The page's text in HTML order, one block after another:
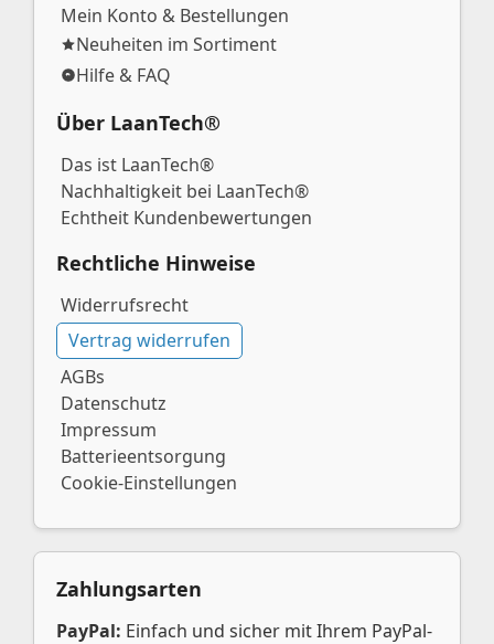
Mein Konto & Bestellungen
Neuheiten im Sortiment
Hilfe & FAQ
Über LaanTech®
Das ist LaanTech®
Nachhaltigkeit bei LaanTech®
Echtheit Kundenbewertungen
Rechtliche Hinweise
Widerrufsrecht
Vertrag widerrufen
AGBs
Datenschutz
Impressum
Batterieentsorgung
Cookie-Einstellungen
Zahlungsarten
PayPal: Einfach und sicher mit Ihrem PayPal-